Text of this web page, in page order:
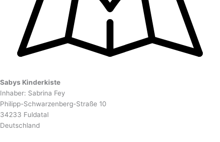
Sabys Kinderkiste
Inhaber: Sabrina Fey
Philipp-Schwarzenberg-Straße 10
34233 Fuldatal
Deutschland